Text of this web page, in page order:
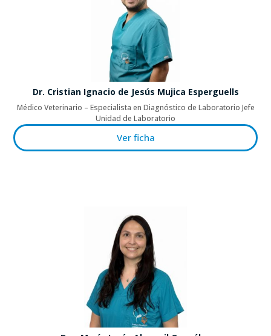
Dr. Cristian Ignacio de Jesús Mujica Esperguells
Médico Veterinario – Especialista en Diagnóstico de Laboratorio Jefe
Unidad de Laboratorio
Ver ficha